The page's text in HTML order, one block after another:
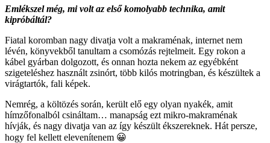
Emlékszel még, mi volt az első komolyabb technika, amit
kipróbáltál?
Fiatal koromban nagy divatja volt a makraménak, internet nem
lévén, könyvekből tanultam a csomózás rejtelmeit. Egy rokon a
kábel gyárban dolgozott, és onnan hozta nekem az egyébként
szigeteléshez használt zsinórt, több kilós motringban, és készültek a
virágtartók, fali képek.
Nemrég, a költözés során, került elő egy olyan nyakék, amit
hímzőfonalból csináltam… manapság ezt mikro-makraménak
hívják, és nagy divatja van az így készült ékszereknek. Hát persze,
hogy fel kellett elevenítenem 😀